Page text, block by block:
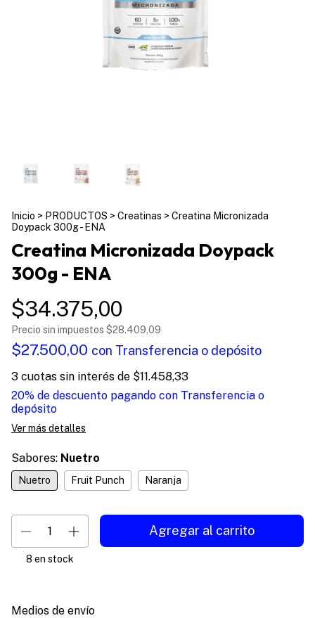
Inicio > PRODUCTOS > Creatinas > Creatina Micronizada
Doypack 300g - ENA
Creatina Micronizada Doypack
300g - ENA
$34.375,00
Precio sin impuestos $28.409,09
$27.500,00 con Transferencia o depósito
3 cuotas sin interés de $11.458,33
20% de descuento pagando con Transferencia o
depósito
Ver más detalles
Sabores: Nuetro
Nuetro Fruit Punch Naranja
8 en stock
Entregas para el CP:
Medios de envío